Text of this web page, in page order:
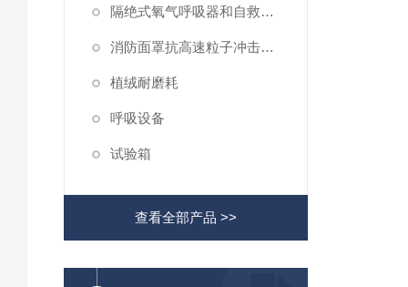
隔绝式氧气呼吸器和自救器二氧化碳吸收率及水分含量测试仪
消防面罩抗高速粒子冲击试验机
植绒耐磨耗
呼吸设备
试验箱
查看全部产品 >>